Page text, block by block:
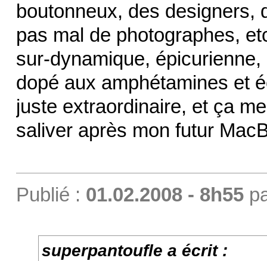
boutonneux, des designers,
pas mal de photographes,
sur-dynamique,
dopé aux amphétamines et
juste extraordinaire, et ça
saliver après mon futur
Publié : 01.02.2008 - 8h55
superpantoufle a écrit :